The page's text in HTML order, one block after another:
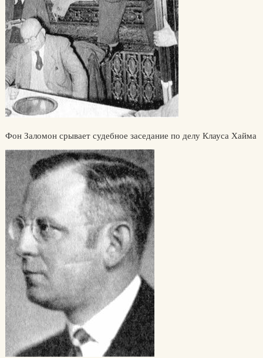
Фон Заломон срывает судебное заседание по делу Клауса Хайма